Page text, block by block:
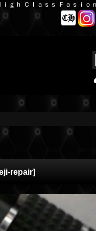
ｇｈ Ｃｌａｓｓ Ｆａｓｉ
repair]